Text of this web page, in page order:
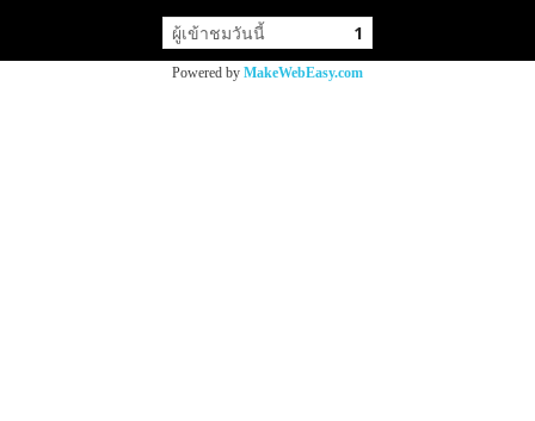
ผู้เข้าชมวันนี้ 1
Powered by MakeWebEasy.com